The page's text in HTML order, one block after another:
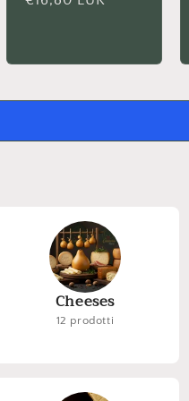
Cheeses
12 prodotti